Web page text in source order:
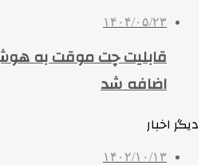
۱۴۰۴/۰۵/۲۳
قابلیت چت موقت به
اضافه شد
دیگر اخبار
۱۴۰۲/۱۰/۱۳